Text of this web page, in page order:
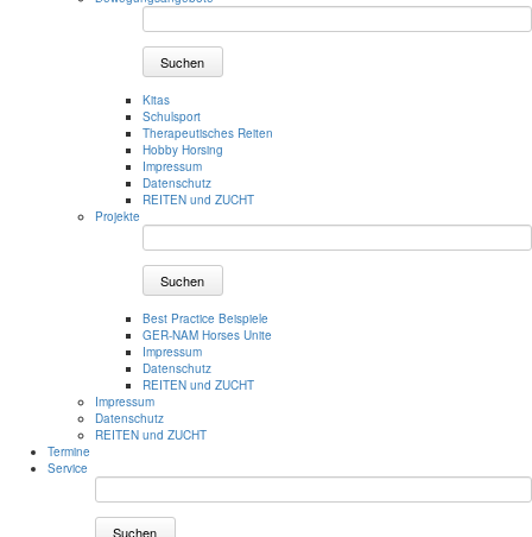
Suchen
Kitas
Schulsport
Therapeutisches Reiten
Hobby Horsing
Impressum
Datenschutz
REITEN und ZUCHT
Projekte
Suchen
Best Practice Beispiele
GER-NAM Horses Unite
Impressum
Datenschutz
REITEN und ZUCHT
Impressum
Datenschutz
REITEN und ZUCHT
Termine
Service
Suchen